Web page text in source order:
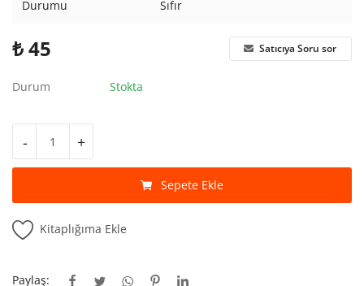
Destek Merkezi
Mağazalar
İletişim
TRY (₺)
Durumu Sıfır
₺45 Satıcıya Soru sor
Durum Stokta
- +
Sepete Ekle
Kitaplığıma Ekle
Paylaş: